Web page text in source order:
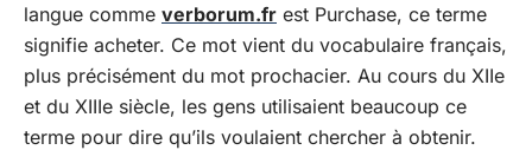
langue comme verborum.fr est Purchase, ce terme
signifie acheter. Ce mot vient du vocabulaire français,
plus précisément du mot prochacier. Au cours du XIIe
et du XIIIe siècle, les gens utilisaient beaucoup ce
terme pour dire qu’ils voulaient chercher à obtenir.